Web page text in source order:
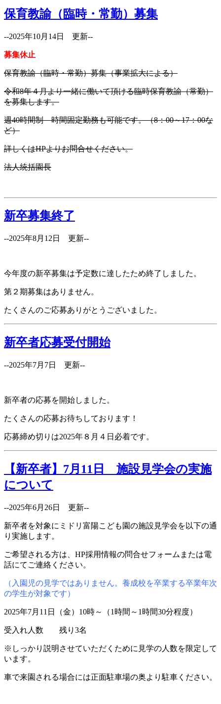
保育教諭（臨時・常勤）募集
--2025年10月14日 更新--
募集休止
保育教諭（臨時・常勤）募集（事業拡大による）
令和8年４月より一緒に働いて頂ける臨時保育教諭（常勤）
を募集します。
週40時間制 時間固定勤務も可能です。（8：00～17：00な
ど）
詳しくはHPよりお問合せください。
法人統括園長
新卒募集終了
--2025年8月12日 更新--
今年度の新卒募集は予定数に達したため終了しました。
第２期募集はありません。
たくさんのご応募ありがとうございました。
新卒者応募受付開始
--2025年7月7日 更新--
新卒者の応募を開始しました。
たくさんの応募お待ちしております！
応募締め切りは2025年８月４日必着です。
【新卒者】7月11日 施設見学会の実施
について
--2025年6月26日 更新--
新卒者を対象にミドリ富陽こども園の施設見学会を以下の通
り実施します。
ご希望される方は、HP採用情報の問合せフォームまたは電
話にてご連絡ください。
（入園児の見学ではありません。養成校を卒業する卒業年次
の学生が対象です）
2025年7月11日（金）10時～（1時間～1時間30分程度）
受入れ人数 残り3名
※しっかり説明させていただくために見学の人数を限定して
います。
車で来園される場合には正面駐車場の奥より駐車ください。